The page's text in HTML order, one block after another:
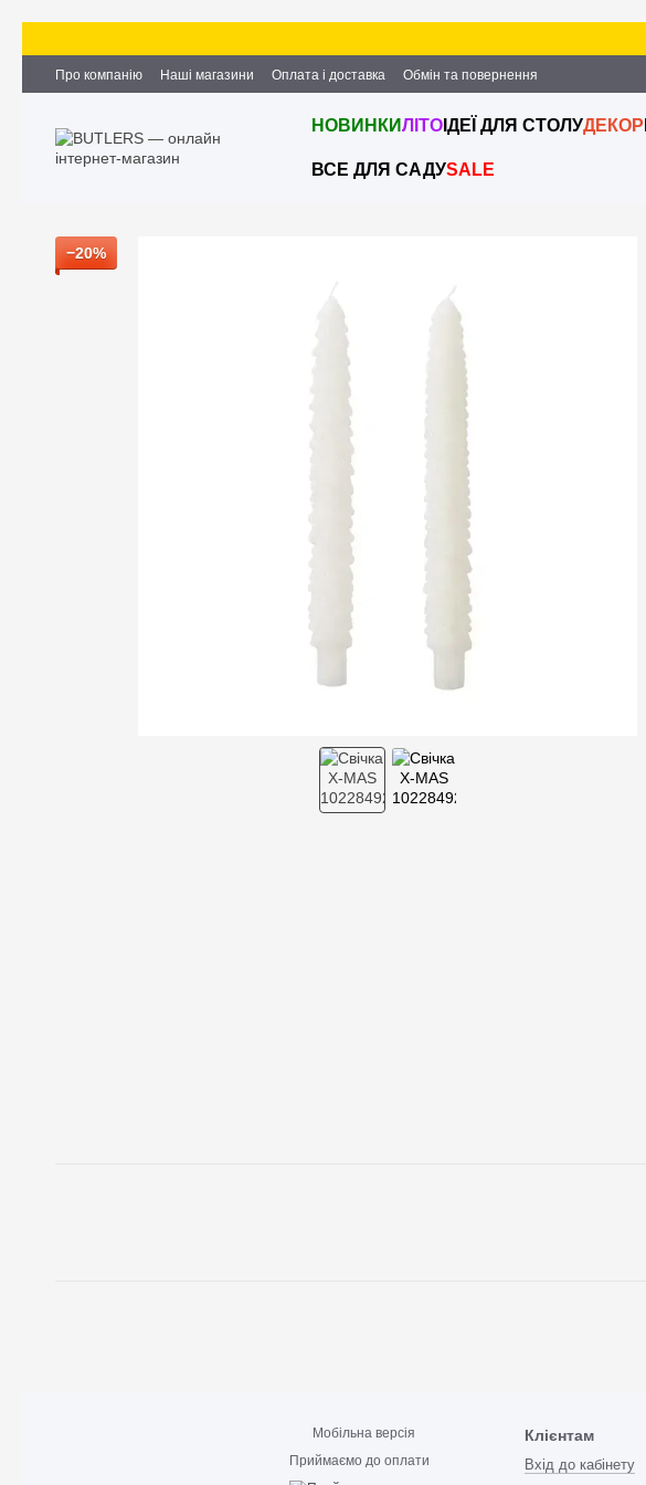
Про компанію Наші магазини Оплата і доставка
Обмін та повернення
Партнерство та співпраця
Вакансії Контактна інформація
НОВИНКИЛІТО ІДЕЇ ДЛЯ СТОЛУДЕКОР
ВСЕ ДЛЯ САДУSALE
−20%
Мобільна версія
Приймаємо до оплати
Клієнтам
Вхід до кабінету